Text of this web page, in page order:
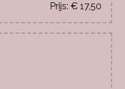
€ 17,50